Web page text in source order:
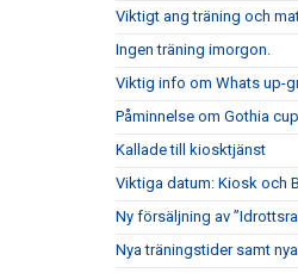
Viktigt ang träning och
Ingen träning imorgon.
Viktig info om Whats up-
Påminnelse om Gothia
Kallade till kiosktjänst
Viktiga datum: Kiosk och
Ny försäljning av
Nya träningstider samt